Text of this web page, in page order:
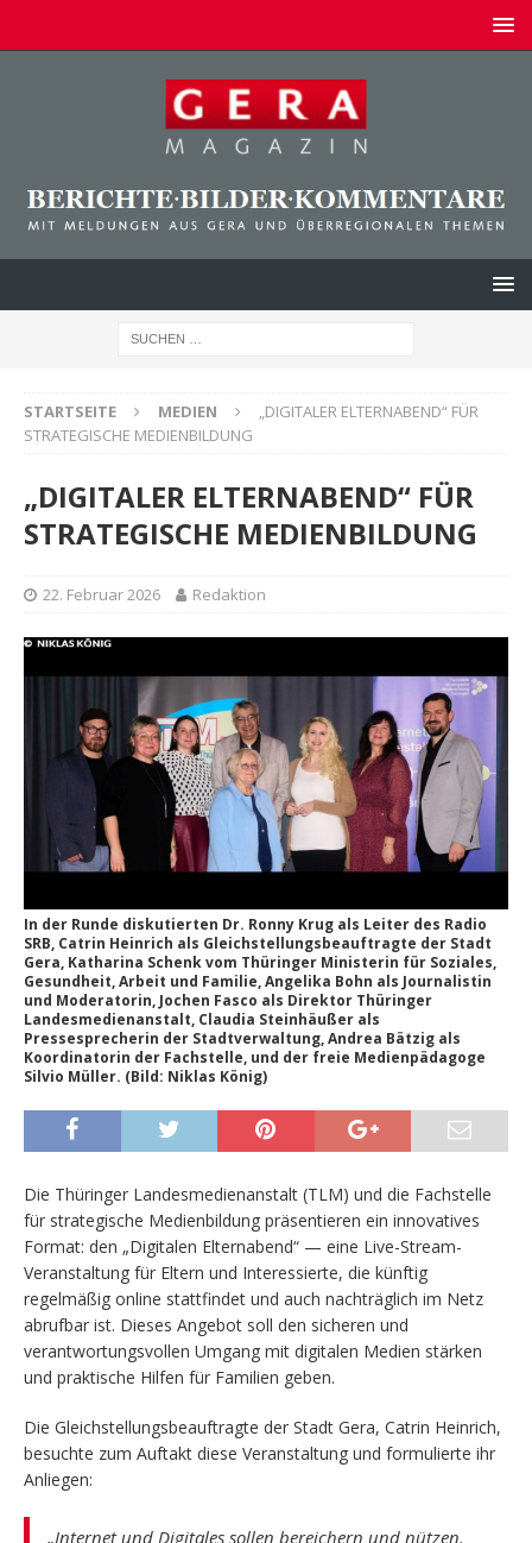
STARTSEITE MEDIEN
„DIGITALER ELTERNABEND“ FÜR
STRATEGISCHE MEDIENBILDUNG
„DIGITALER ELTERNABEND“ FÜR
STRATEGISCHE MEDIENBILDUNG
22. Februar 2026 Redaktion
In der Runde diskutierten Dr. Ronny Krug als Leiter des Radio
SRB, Catrin Heinrich als Gleichstellungsbeauftragte der Stadt
Gera, Katharina Schenk vom Thüringer Ministerin für Soziales,
Gesundheit, Arbeit und Familie, Angelika Bohn als Journalistin
und Moderatorin, Jochen Fasco als Direktor Thüringer
Landesmedienanstalt, Claudia Steinhäußer als
Pressesprecherin der Stadtverwaltung, Andrea Bätzig als
Koordinatorin der Fachstelle, und der freie Medienpädagoge
Silvio Müller. (Bild: Niklas König)
Die Thüringer Landesmedienanstalt (TLM) und die Fachstelle
für strategische Medienbildung präsentieren ein innovatives
Format: den „Digitalen Elternabend“ — eine Live-Stream-
Veranstaltung für Eltern und Interessierte, die künftig
regelmäßig online stattfindet und auch nachträglich im Netz
abrufbar ist. Dieses Angebot soll den sicheren und
verantwortungsvollen Umgang mit digitalen Medien stärken
und praktische Hilfen für Familien geben.
Die Gleichstellungsbeauftragte der Stadt Gera, Catrin Heinrich,
besuchte zum Auftakt diese Veranstaltung und formulierte ihr
Anliegen:
„Internet und Digitales sollen bereichern und nützen.